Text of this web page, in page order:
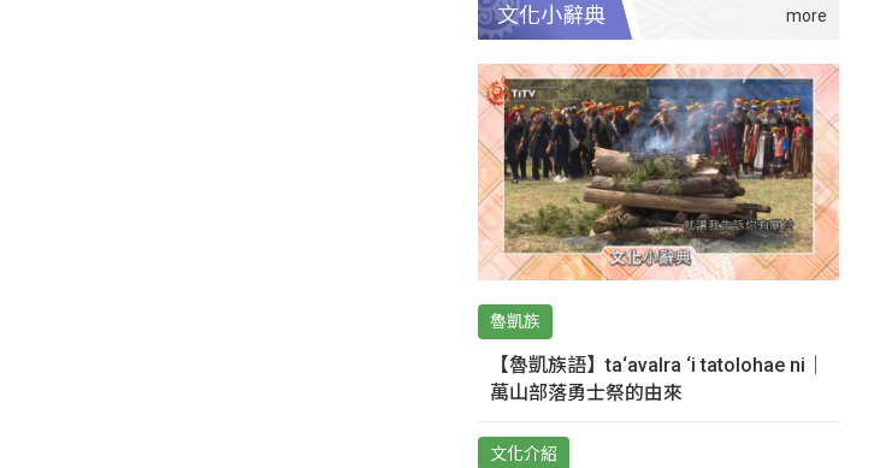
文化小辭典
魯凱族
【魯凱族語】ta‘avalra ‘i tatolohae ni｜
萬山部落勇士祭的由來
文化介紹